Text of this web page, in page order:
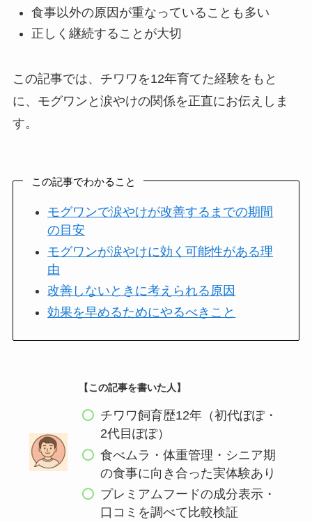
食事以外の原因が重なっていることも多い
正しく継続することが大切
この記事では、チワワを12年育てた経験をもと
に、モグワンと涙やけの関係を正直にお伝えしま
す。
この記事でわかること
モグワンで涙やけが改善するまでの期間
の目安
モグワンが涙やけに効く可能性がある理
由
改善しないときに考えられる原因
効果を早めるためにやるべきこと
【この記事を書いた人】
チワワ飼育歴12年（初代ぽぽ・
2代目ぽぽ）
食べムラ・体重管理・シニア期
の食事に向き合った実体験あり
プレミアムフードの成分表示・
口コミを調べて比較検証